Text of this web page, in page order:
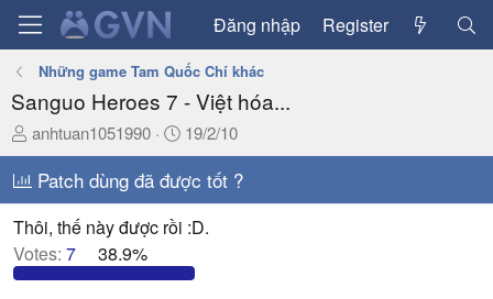
Đăng nhập Register
Những game Tam Quốc Chí khác
Sanguo Heroes 7 - Việt hóa...
T
h
e
a
d
s
anhtuan1051990
N
g
à
y
g
i
19/2/10
Patch dùng đã được tốt ?
Thôi, thế này được rồi :D.
Votes: 7 38.9%